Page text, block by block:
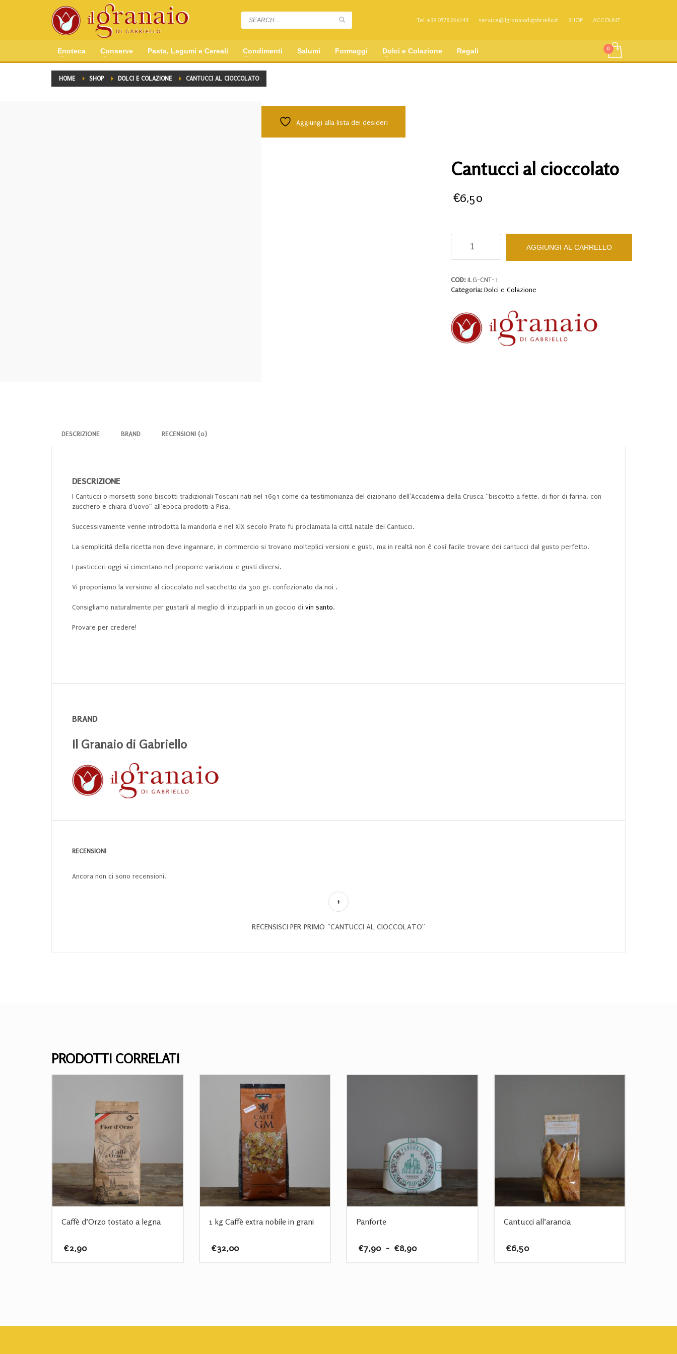
Tel. +39 0578 266149 service@ilgranaiodigabriello.it SHOP ACCOUNT
Enoteca Conserve Pasta, Legumi e Cereali Condimenti Salumi Formaggi Dolci e Colazione Regali
HOME SHOP DOLCI E COLAZIONE CANTUCCI AL CIOCCOLATO
Aggiungi alla lista dei desideri
Cantucci al cioccolato
€6,50
cioccolato
AGGIUNGI AL CARRELLO
COD: ILG-CNT-1
Categoria: Dolci e Colazione
DESCRIZIONE BRAND RECENSIONI (0)
DESCRIZIONE
I Cantucci o morsetti sono biscotti tradizionali Toscani nati nel 1691 come da testimonianza del dizionario dell’Accademia della Crusca “biscotto a fette, di fior di farina, con
zucchero e chiara d’uovo” all’epoca prodotti a Pisa.
Successivamente venne introdotta la mandorla e nel XIX secolo Prato fu proclamata la città natale dei Cantucci.
La semplicità della ricetta non deve ingannare, in commercio si trovano molteplici versioni e gusti, ma in realtà non è così facile trovare dei cantucci dal gusto perfetto.
I pasticceri oggi si cimentano nel proporre variazioni e gusti diversi.
Vi proponiamo la versione al cioccolato nel sacchetto da 300 gr. confezionato da noi .
Consigliamo naturalmente per gustarli al meglio di inzupparli in un goccio di vin santo.
Provare per credere!
BRAND
Il Granaio di Gabriello
RECENSIONI
Ancora non ci sono recensioni.
RECENSISCI PER PRIMO “CANTUCCI AL CIOCCOLATO”
PRODOTTI CORRELATI
Caffè d’Orzo tostato a legna
€2,90
1 kg Caffè extra nobile in grani
€32,00
Panforte
€7,90 - €8,90
opzioni
Cantucci all’arancia
€6,50